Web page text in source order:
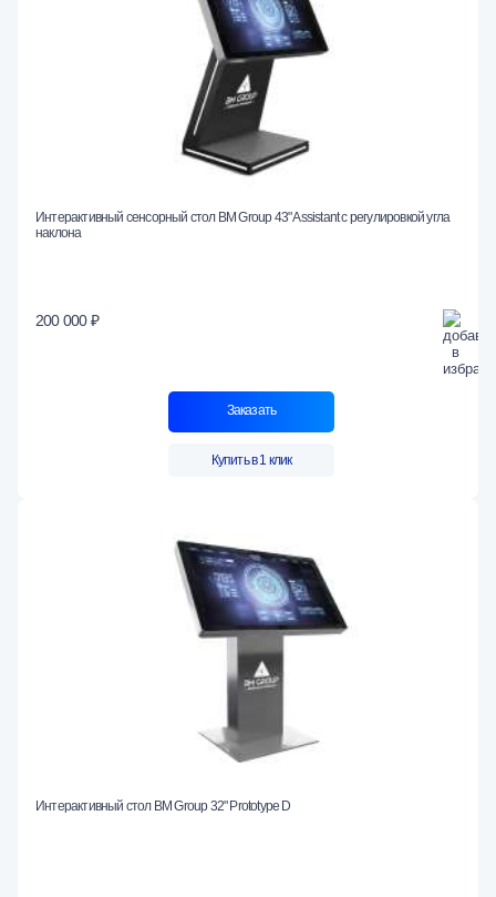
Интерактивный сенсорный стол BM Group 43" Assistant с регулировкой угла
наклона
200 000 ₽
Заказать
Купить в 1 клик
Интерактивный стол BM Group 32" Prototype D